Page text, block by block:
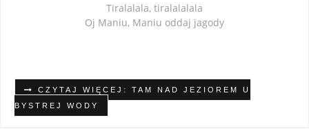
Tiralalala, tiralalalala
Oj Maniu, Maniu oddaj jagody
CZYTAJ WIĘCEJ: TAM NAD JEZIOREM U
BYSTREJ WODY